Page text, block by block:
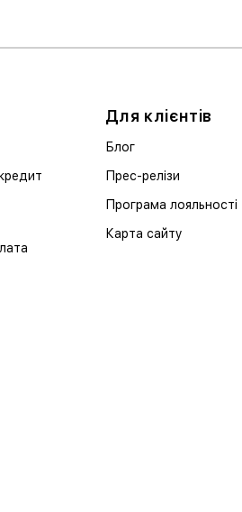
Для клієнтів
Блог
Прес-релізи
Програма лояльності
Карта сайту